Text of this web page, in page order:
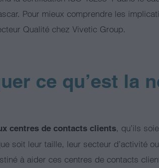
Pour mieux comprendre les
Qualité chez Vivetic Group.
ce qu’est la
centres de contacts clients, qu’ils
soit leur taille, leur secteur d’activité
à aider ces centres de contacts